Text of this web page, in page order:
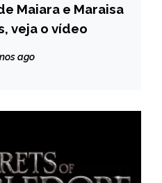
Maiara e Maraisa
veja o vídeo
ago